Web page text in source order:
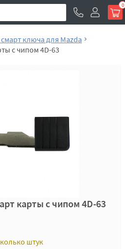
0
ключа для Mazda
с чипом 4D-63
карты с чипом 4D-63
штук